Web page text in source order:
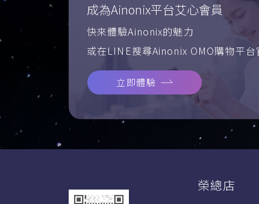
成為Ainonix平台艾心會員
快來體驗Ainonix的魅力
或在LINE搜尋Ainonix OMO購物平台
立即體驗
榮總店